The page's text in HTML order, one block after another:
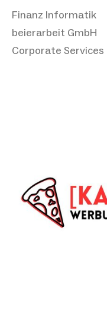
Finanz Informatik
beierarbeit GmbH
Corporate Services